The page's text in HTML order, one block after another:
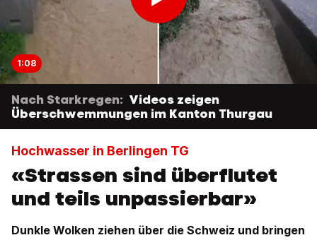
1:08
Nach Starkregen: Videos zeigen
Überschwemmungen im Kanton Thurgau
Hochwasser in Berlingen TG
«Strassen sind überflutet
und teils unpassierbar»
Dunkle Wolken ziehen über die Schweiz und bringen